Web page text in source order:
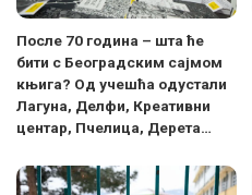
После 70 година – шта ће
бити с Београдским сајмом
књига? Од учешћа одустали
Лагуна, Делфи, Креативни
центар, Пчелица, Дерета…